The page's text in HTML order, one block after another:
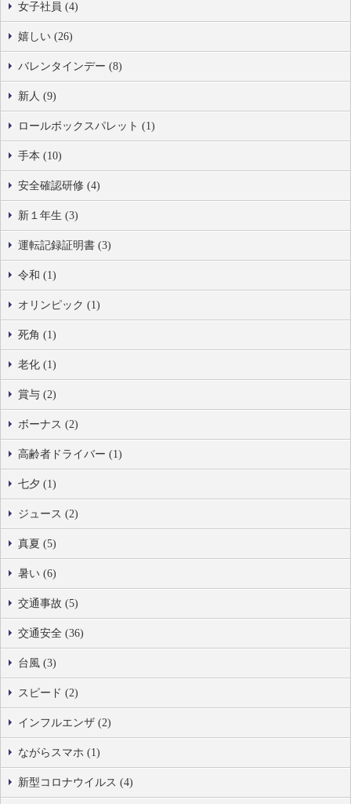
女子社員 (4)
嬉しい (26)
バレンタインデー (8)
新人 (9)
ロールボックスパレット (1)
手本 (10)
安全確認研修 (4)
新１年生 (3)
運転記録証明書 (3)
令和 (1)
オリンピック (1)
死角 (1)
老化 (1)
賞与 (2)
ボーナス (2)
高齢者ドライバー (1)
七夕 (1)
ジュース (2)
真夏 (5)
暑い (6)
交通事故 (5)
交通安全 (36)
台風 (3)
スピード (2)
インフルエンザ (2)
ながらスマホ (1)
新型コロナウイルス (4)